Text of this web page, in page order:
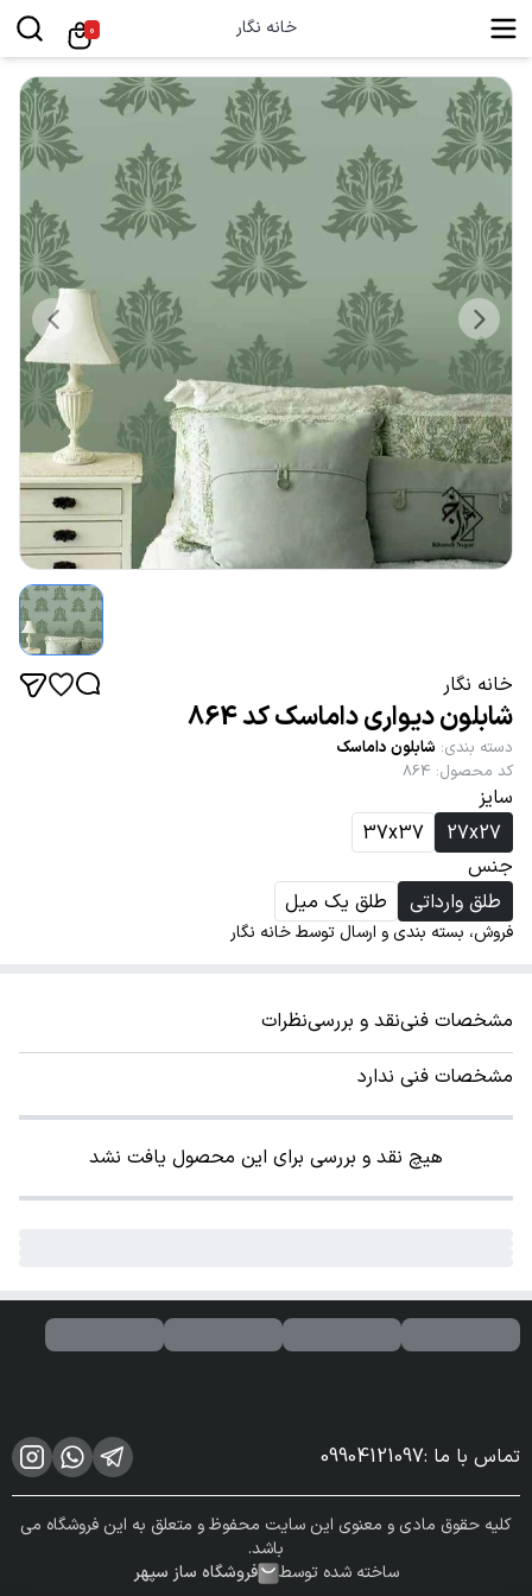
خانه نگار 0
خانه نگار
شابلون دیواری داماسک کد 864
دسته بندی: شابلون داماسک
کد محصول:
864
سایز
27x27
37x37
جنس
طلق وارداتی
طلق یک میل
فروش، بسته بندی و ارسال توسط خانه نگار
مشخصات فنینقد و بررسینظرات
مشخصات فنی ندارد
هیچ نقد و بررسی برای این محصول یافت نشد
تماس با ما :
09904121097
کلیه حقوق مادی و معنوی این سایت محفوظ و متعلق به این فروشگاه می
باشد.
ساخته شده توسط
فروشگاه ساز سپهر